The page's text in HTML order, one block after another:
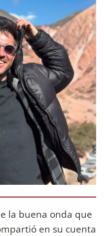
la buena onda que
en su cuenta